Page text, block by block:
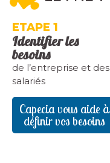
ETAPE 1
Identifier les
besoins
de l’entreprise et des
salariés
Capecia vous aide à
définir vos besoins